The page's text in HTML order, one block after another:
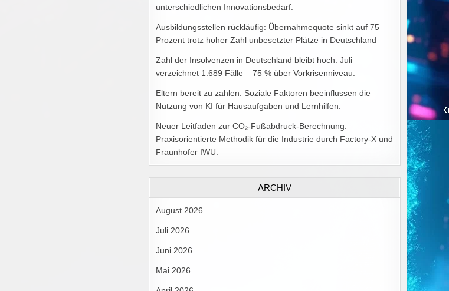
unterschiedlichen Innovationsbedarf.
Ausbildungsstellen rückläufig: Übernahmequote sinkt auf 75
Prozent trotz hoher Zahl unbesetzter Plätze in Deutschland
Zahl der Insolvenzen in Deutschland bleibt hoch: Juli
verzeichnet 1.689 Fälle – 75 % über Vorkrisenniveau.
Eltern bereit zu zahlen: Soziale Faktoren beeinflussen die
Nutzung von KI für Hausaufgaben und Lernhilfen.
Neuer Leitfaden zur CO₂-Fußabdruck-Berechnung:
Praxisorientierte Methodik für die Industrie durch Factory-X und
Fraunhofer IWU.
ARCHIV
August 2026
Juli 2026
Juni 2026
Mai 2026